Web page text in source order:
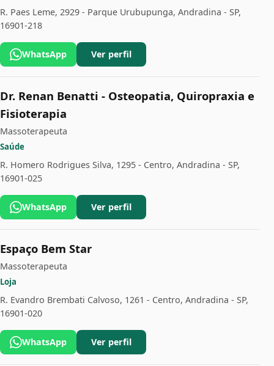
R. Paes Leme, 2929 - Parque Urubupunga, Andradina - SP,
16901-218
WhatsApp Ver perfil
Dr. Renan Benatti - Osteopatia, Quiropraxia e
Fisioterapia
Massoterapeuta
Saúde
R. Homero Rodrigues Silva, 1295 - Centro, Andradina - SP,
16901-025
WhatsApp Ver perfil
Espaço Bem Star
Massoterapeuta
Loja
R. Evandro Brembati Calvoso, 1261 - Centro, Andradina - SP,
16901-020
WhatsApp Ver perfil